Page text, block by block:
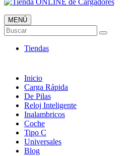
Tienda ONLINE de Cargadores
Más Baratos
MENÚ
Buscar
Tiendas
Inicio
Carga Rápida
De Pilas
Reloj Inteligente
Inalambricos
Coche
Tipo C
Universales
Blog